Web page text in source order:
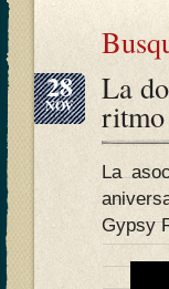
28
NOV La
La
Gypsy